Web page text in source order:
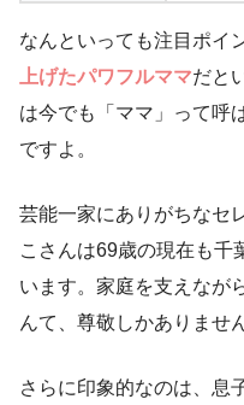
なんといっても注目ポイ
上げたパワフルママだと
は今でも「ママ」って呼
ですよ。
芸能一家にありがちなセ
こさんは69歳の現在も千
います。家庭を支えなが
んて、尊敬しかありませ
さらに印象的なのは、息